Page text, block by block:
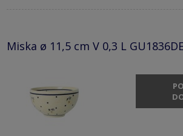
Miska ø 11,5 cm V 0,3 L